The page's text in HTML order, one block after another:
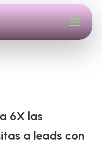
6X las
a leads con